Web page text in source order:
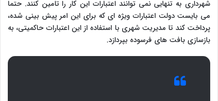
شهرداری به تنهایی نمی توانند اعتبارات این کار را تامین کنند. حتما
می بایست دولت اعتبارات ویژه ای که برای این امر پیش بینی شده،
پرداخت کند تا مدیریت شهری با استفاده از این اعتبارات حاکمیتی، به
بازسازی بافت های فرسوده بپردازد.